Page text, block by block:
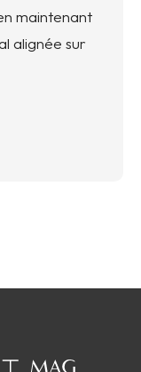
maintenant
alignée sur